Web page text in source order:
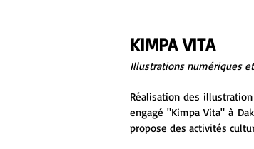
KIMPA VITA
Illustrations numériques
Réalisation des
engagé "Kimpa Vita" à
propose des activités